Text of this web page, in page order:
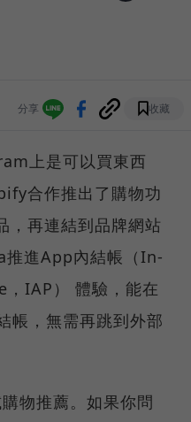
分享 收藏
上是可以買東西
合作推出了購物功
，再連結到品牌網站
推進App內結帳（In-
IAP） 體驗，能在
，無需再跳到外部
物推薦。如果你問